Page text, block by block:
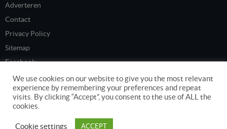
Adverteren
Contact
Privacy Policy
Sitemap
Facebook
Twitter
Content eigendom van www.meenemen.nl
We use cookies on our website to give you the most relevant
experience by remembering your preferences and repeat
visits. By clicking “Accept”, you consent to the use of ALL the
cookies.
Cookie settings ACCEPT